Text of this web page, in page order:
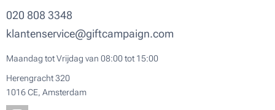
020 808 3348
klantenservice@giftcampaign.com
Maandag tot Vrijdag van 08:00 tot 15:00
Herengracht 320
1016 CE, Amsterdam